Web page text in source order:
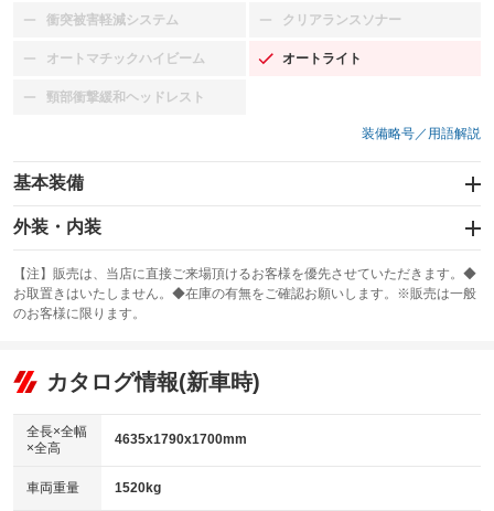
衝突被害軽減システム
：装備なし クリアランスソナー
：装備なし
オートマチックハイビーム
：装備なし オートライト
：装備あり
頸部衝撃緩和ヘッドレスト
：装備なし
装備略号／用語解説
基本装備
エアバッグ：運転席/助手席
：装備あり
：装備なし
サンルーフ
：装備なし ABS
リフトアップ
：装備なし
：装備あり
パワーウィンドウ
アイドリングストップ
：装備なし
外装・内装
カーナビ：メモリーナビ他
：装備あり
TV：フルセグ
：装備あり
ビジュアル：-／DVD再生
：装備あり
アルミホイール：18インチ
：装備あり
【注】販売は、当店に直接ご来場頂けるお客様を優先させていただきます。◆
お取置きはいたしません。◆在庫の有無をご確認お願いします。※販売は一般
のお客様に限ります。
カタログ情報(新車時)
全長×全幅
×全高
4635x1790x1700mm
車両重量 1520kg